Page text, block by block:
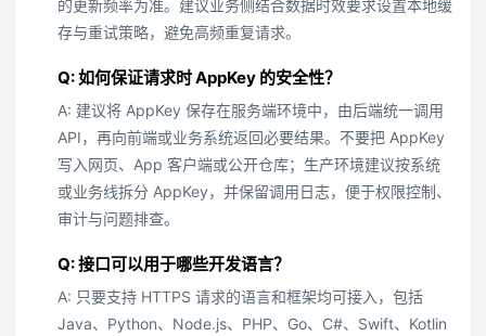
的更新频率为准。建议业务侧结合数据时效要求设置本地缓
存与重试策略，避免高频重复请求。
Q: 如何保证请求时 AppKey 的安全性？
A: 建议将 AppKey 保存在服务端环境中，由后端统一调用
API，再向前端或业务系统返回必要结果。不要把 AppKey
写入网页、App 客户端或公开仓库；生产环境建议按系统
或业务线拆分 AppKey，并保留调用日志，便于权限控制、
审计与问题排查。
Q: 接口可以用于哪些开发语言？
A: 只要支持 HTTPS 请求的语言和框架均可接入，包括
Java、Python、Node.js、PHP、Go、C#、Swift、Kotlin